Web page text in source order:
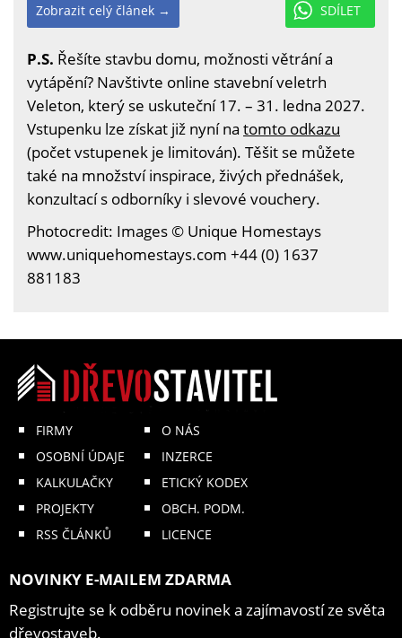
SDÍLET
Zobrazit celý článek →
P.S. Řešíte stavbu domu, možnosti větrání a
vytápění? Navštivte online stavební veletrh
Veleton, který se uskuteční 17. – 31. ledna 2027.
Vstupenku lze získat již nyní na tomto odkazu
(počet vstupenek je limitován). Těšit se můžete
také na množství inspirace, živých přednášek,
konzultací s odborníky i slevové vouchery.
Photocredit: Images © Unique Homestays
www.uniquehomestays.com +44 (0) 1637
881183
FIRMY
OSOBNÍ ÚDAJE
KALKULAČKY
PROJEKTY
RSS ČLÁNKŮ
O NÁS
INZERCE
ETICKÝ KODEX
OBCH. PODM.
LICENCE
NOVINKY E-MAILEM ZDARMA
Registrujte se k odběru novinek a zajímavostí ze světa
dřevostaveb.